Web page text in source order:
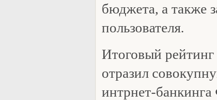
бюджета, а также
пользователя.
Итоговый
отразил
интрнет-